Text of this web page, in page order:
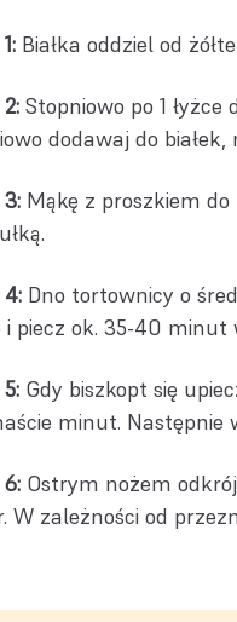
Białka oddziel od
Stopniowo po 1
dodawaj do
3: Mąkę z proszkiem
4: Dno tortownicy o
i piecz ok. 35-40
Gdy biszkopt się
minut. Następnie
6: Ostrym nożem
W zależności od